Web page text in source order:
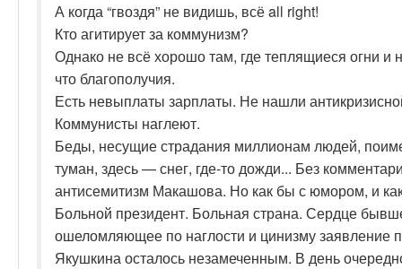
А когда “гвоздя” не видишь, всё all right!
Кто агитирует за коммунизм?
Однако не всё хорошо там, где теплящиеся огни
что благополучия.
Есть невыплаты зарплаты. Не нашли
Коммунисты наглеют.
Беды, несущие страдания миллионам людей,
туман, здесь — снег, где-то дожди... Без
антисемитизм Макашова. Но как бы с юмором, и
Больной президент. Больная страна. Сердце
ошеломляющее по наглости и цинизму заявление
Якушкина осталось незамеченным. В день